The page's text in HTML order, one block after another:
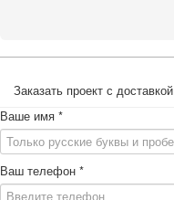
Заказать проект с доставкой
Ваше имя *
Ваш телефон *